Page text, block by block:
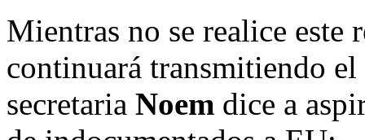
Mientras no se realice este
continuará transmitiendo el
secretaria Noem dice a